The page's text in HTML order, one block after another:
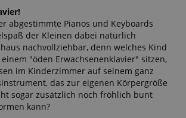
abgestimmte Pianos und Keyboards
der Kleinen dabei natürlich
nachvollziehbar, denn welches Kind
"öden Erwachsenenklavier" sitzen,
im Kinderzimmer auf seinem ganz
das zur eigenen Körpergröße
sogar zusätzlich noch fröhlich bunt
kann?